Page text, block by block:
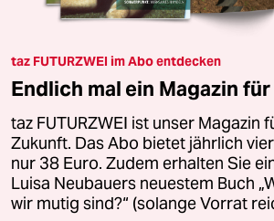
taz FUTURZWEI im Abo entdecken
Endlich mal ein Magazin
taz FUTURZWEI ist unser Magazin
Zukunft. Das Abo bietet jährlich
nur 38 Euro. Zudem erhalten Sie
Luisa Neubauers neuestem Buch
wir mutig sind?“ (solange Vorrat